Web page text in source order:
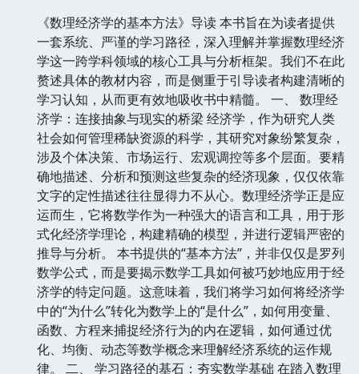
《数理经济学的基本方法》导读 本书旨在为读者提供
一套系统、严谨的学习路径，深入理解并掌握数理经济
学这一跨学科领域的核心工具与分析框架。我们不在此
赘述具体的教材内容，而是侧重于引导读者构建清晰的
学习认知，从而更有效地吸收书中精髓。 一、 数理经
济学：连接抽象与现实的桥梁 经济学，作为研究人类
社会如何管理稀缺资源的科学，其研究对象纷繁复杂，
涉及个体决策、市场运行、宏观调控等多个层面。要精
确地描述、分析和预测这些复杂的经济现象，仅仅依靠
文字的定性描述往往显得力不从心。数理经济学正是应
运而生，它将数学作为一种强大的语言和工具，用于形
式化经济学理论，构建精确的模型，并进行逻辑严密的
推导与分析。 本书提供的“基本方法”，并非仅仅是罗列
数学公式，而是要揭示数学工具如何被巧妙地应用于经
济学的特定问题。这意味着，我们将学习如何将经济学
中的“为什么”转化为数学上的“是什么”，如何用变量、
函数、方程来捕捉经济行为的内在逻辑，如何通过优
化、均衡、动态等数学概念来理解经济系统的运作规
律。 二、 学习路径的基石：夯实数学基础 在踏入数理